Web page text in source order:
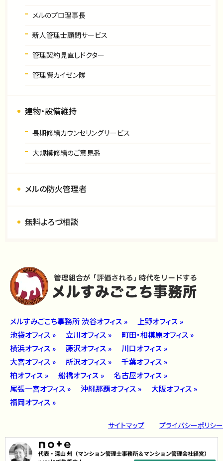
メルのプロ理事長
新人管理士顧問サービス
管理契約見直しドクター
管理費カイゼン隊
建物・設備維持
長期修繕カウンセリングサービス
大規模修繕のご意見番
メルの防火管理者
無料よろづ相談
メルすみごこち事務所 渋谷オフィス »
上野オフィス »
池袋オフィス »
立川オフィス »
町田・相模原オフィス »
横浜オフィス »
藤沢オフィス »
川口オフィス »
大宮オフィス »
所沢オフィス »
千葉オフィス »
柏オフィス »
船橋オフィス »
名古屋オフィス »
尾張一宮オフィス »
沖縄那覇オフィス »
大阪オフィス »
福岡オフィス »
サイトマップ プライバシーポリシー